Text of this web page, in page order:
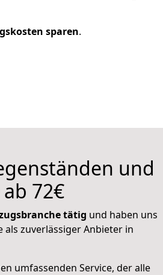
sparen.
und
72€
tätig und haben uns
zuverlässiger Anbieter in
umfassenden Service, der alle